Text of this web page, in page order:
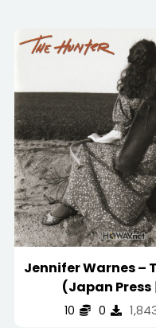
Jennifer Warnes –
(Japan Press
(WAV/16/44.1/
10 0